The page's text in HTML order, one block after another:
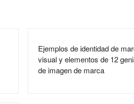
Ejemplos de identidad de
visual y elementos de 12
de imagen de marca